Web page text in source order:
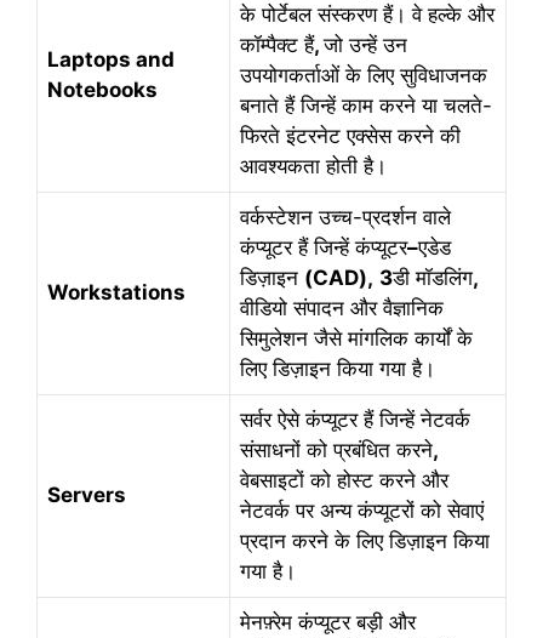
Laptops and
Notebooks
के पोर्टेबल संस्करण हैं। वे हल्के और
कॉम्पैक्ट हैं,जो उन्हें उन
उपयोगकर्ताओं के लिए सुविधाजनक
बनाते हैं जिन्हें काम करने या चलते-
फिरते इंटरनेट एक्सेस करने की
आवश्यकता होती है।
Workstations
वर्कस्टेशन उच्च-प्रदर्शन वाले
कंप्यूटर हैं जिन्हें कंप्यूटर–एडेड
डिज़ाइन (CAD), 3डी मॉडलिंग,
वीडियो संपादन और वैज्ञानिक
सिमुलेशन जैसे मांगलिक कार्यों के
लिए डिज़ाइन किया गया है।
Servers
सर्वर ऐसे कंप्यूटर हैं जिन्हें नेटवर्क
संसाधनों को प्रबंधित करने,
वेबसाइटों को होस्ट करने और
नेटवर्क पर अन्य कंप्यूटरों को सेवाएं
प्रदान करने के लिए डिज़ाइन किया
गया है।
मेनफ़्रेम कंप्यूटर बड़ी और